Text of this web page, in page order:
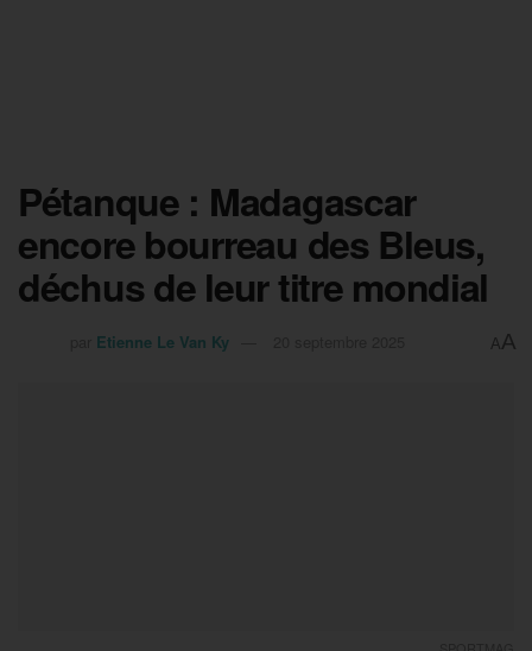
Pétanque : Madagascar
encore bourreau des Bleus,
déchus de leur titre mondial
Etienne Le Van Ky AA